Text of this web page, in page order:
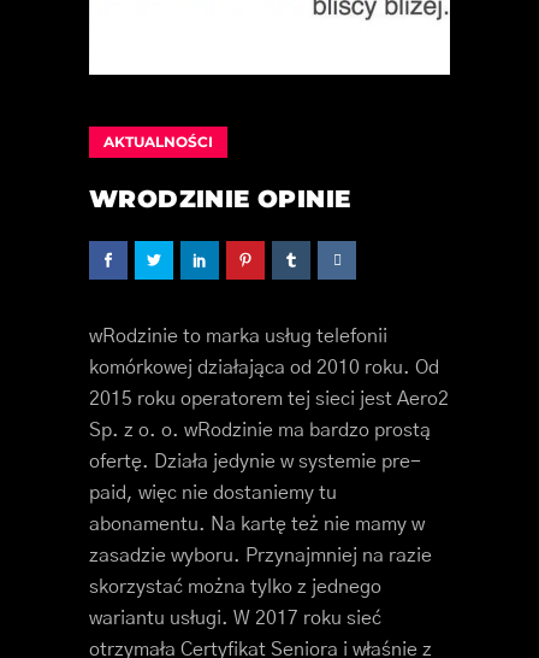
AKTUALNOŚCI
WRODZINIE OPINIE
wRodzinie to marka usług telefonii
komórkowej działająca od 2010 roku. Od
2015 roku operatorem tej sieci jest Aero2
Sp. z o. o. wRodzinie ma bardzo prostą
ofertę. Działa jedynie w systemie pre-
paid, więc nie dostaniemy tu
abonamentu. Na kartę też nie mamy w
zasadzie wyboru. Przynajmniej na razie
skorzystać można tylko z jednego
wariantu usługi. W 2017 roku sieć
otrzymała Certyfikat Seniora i właśnie z